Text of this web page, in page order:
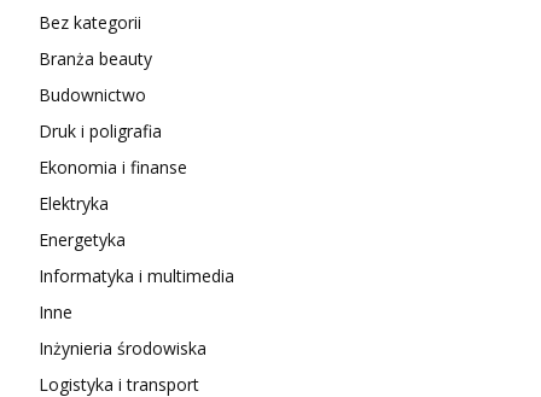
Bez kategorii
Branża beauty
Budownictwo
Druk i poligrafia
Ekonomia i finanse
Elektryka
Energetyka
Informatyka i multimedia
Inne
Inżynieria środowiska
Logistyka i transport